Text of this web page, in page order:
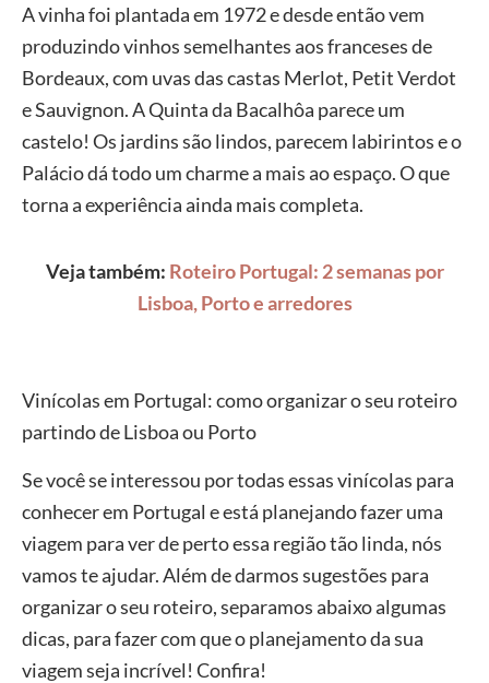
A vinha foi plantada em 1972 e desde então vem
produzindo vinhos semelhantes aos franceses de
Bordeaux, com uvas das castas Merlot, Petit Verdot
e Sauvignon. A Quinta da Bacalhôa parece um
castelo! Os jardins são lindos, parecem labirintos e o
Palácio dá todo um charme a mais ao espaço. O que
torna a experiência ainda mais completa.
Veja também: Roteiro Portugal: 2 semanas por
Lisboa, Porto e arredores
Vinícolas em Portugal: como organizar o seu roteiro
partindo de Lisboa ou Porto
Se você se interessou por todas essas vinícolas para
conhecer em Portugal e está planejando fazer uma
viagem para ver de perto essa região tão linda, nós
vamos te ajudar. Além de darmos sugestões para
organizar o seu roteiro, separamos abaixo algumas
dicas, para fazer com que o planejamento da sua
viagem seja incrível! Confira!